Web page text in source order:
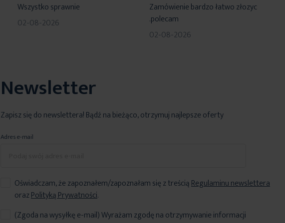
Wszystko sprawnie
02-08-2026
Zamówienie bardzo łatwo złozyc
.polecam
02-08-2026
Newsletter
Zapisz się do newslettera! Bądź na bieżąco, otrzymuj najlepsze oferty
Adres e-mail
Oświadczam, że zapoznałem/zapoznałam się z treściąRegulaminu newslettera
orazPolityką Prywatności.
(Zgoda na wysyłkę e-mail) Wyrażam zgodę na otrzymywanie informacji